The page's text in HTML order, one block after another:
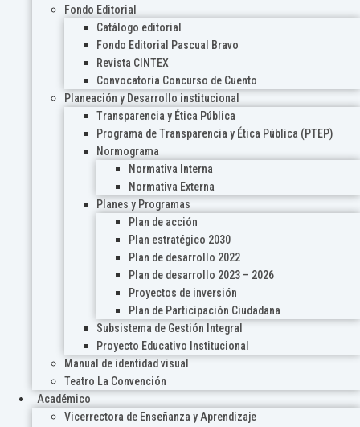
Fondo Editorial
Catálogo editorial
Fondo Editorial Pascual Bravo
Revista CINTEX
Convocatoria Concurso de Cuento
Planeación y Desarrollo institucional
Transparencia y Ética Pública
Programa de Transparencia y Ética Pública (PTEP)
Normograma
Normativa Interna
Normativa Externa
Planes y Programas
Plan de acción
Plan estratégico 2030
Plan de desarrollo 2022
Plan de desarrollo 2023 – 2026
Proyectos de inversión
Plan de Participación Ciudadana
Subsistema de Gestión Integral
Proyecto Educativo Institucional
Manual de identidad visual
Teatro La Convención
Académico
Vicerrectora de Enseñanza y Aprendizaje